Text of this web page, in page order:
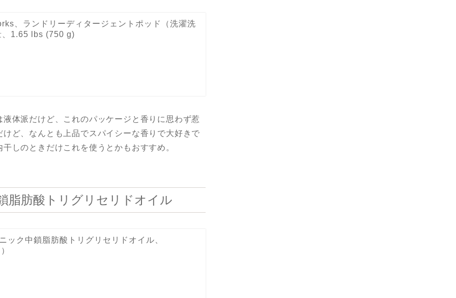
、ランドリーディタージェントポッド（洗濯洗
、1.65 lbs (750 g)
体派だけど、これのパッケージと香りに思わず惹
ど、なんとも上品でスパイシーな香りで大好きで
しのときだけこれを使うとかもおすすめ。
脂肪酸トリグリセリドオイル
ック中鎖脂肪酸トリグリセリドオイル、